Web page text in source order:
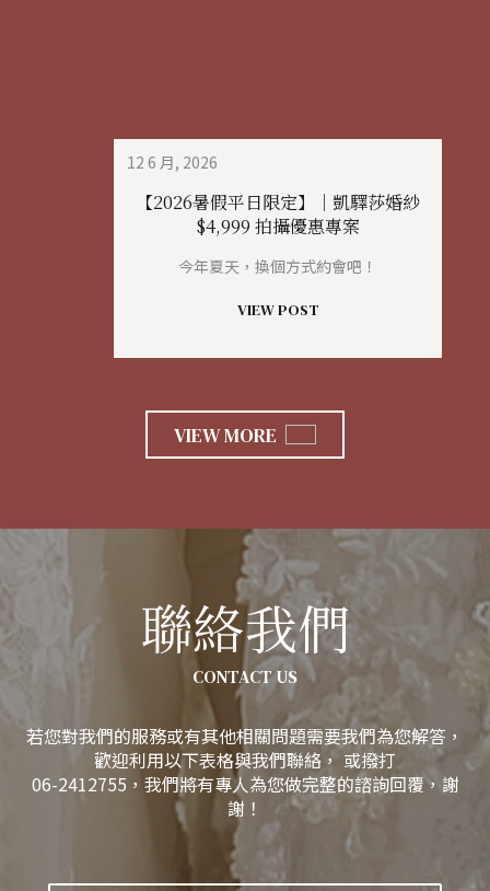
12 6 月, 2026
【2026暑假平日限定】｜凱驛莎婚紗
$4,999 拍攝優惠專案
今年夏天，換個方式約會吧！
VIEW POST
VIEW MORE
聯絡我們
CONTACT US
若您對我們的服務或有其他相關問題需要我們為您解答，
歡迎利用以下表格與我們聯絡， 或撥打
06-2412755，我們將有專人為您做完整的諮詢回覆，謝
謝！